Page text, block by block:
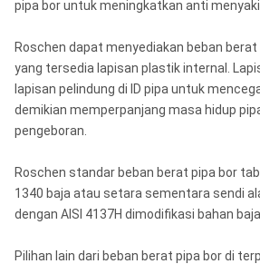
pipa bor untuk meningkatkan anti
Roschen dapat menyediakan beban
yang tersedia lapisan plastik internal.
lapisan pelindung di ID pipa untuk
demikian memperpanjang masa hidup
pengeboran.
Roschen standar beban berat pipa bor
1340 baja atau setara sementara sendi
dengan AISI 4137H dimodifikasi bahan
Pilihan lain dari beban berat pipa bor di